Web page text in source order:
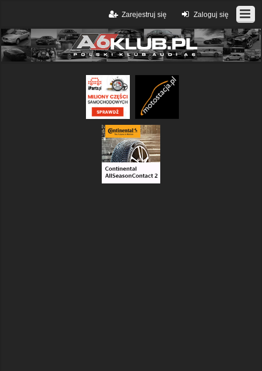
Zaloguj się
Zarejestruj się